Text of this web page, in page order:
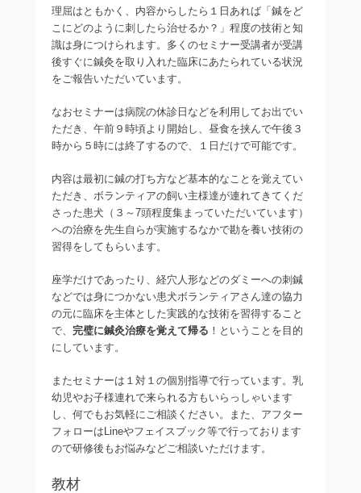
理屈はともかく、内容からしたら１日あれば「鍼をど
こにどのように刺したら治せるか？」程度の技術と知
識は身につけられます。多くのセミナー受講者が受講
後すぐに鍼灸を取り入れた臨床にあたられている状況
をご報告いただいています。
なおセミナーは病院の休診日などを利用してお出でい
ただき、午前９時頃より開始し、昼食を挟んで午後３
時から５時には終了するので、１日だけで可能です。
内容は最初に鍼の打ち方など基本的なことを覚えてい
ただき、ボランティアの飼い主様達が連れてきてくだ
さった患犬（３～7頭程度集まっていただいています）
への治療を先生自らが実施するなかで勘を養い技術の
習得をしてもらいます。
座学だけであったり、経穴人形などのダミーへの刺鍼
などでは身につかない患犬ボランティアさん達の協力
の元に臨床を主体とした実践的な技術を習得すること
で、 完璧に鍼灸治療を覚えて帰る ！ということを目的
にしています。
またセミナーは１対１の個別指導で行っています。乳
幼児やお子様連れで来られる方もいらっしゃいます
し、何でもお気軽にご相談ください。また、アフター
フォローはLineやフェイスブック等で行っております
ので研修後もお悩みなどご相談いただけます。
教材